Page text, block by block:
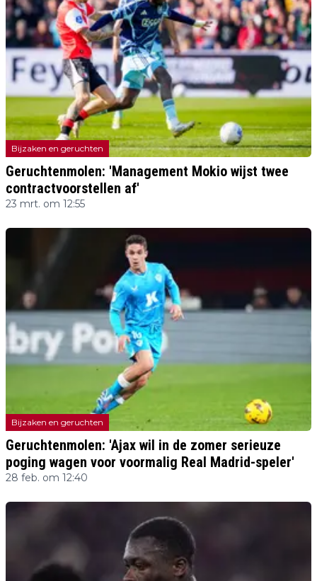
Bijzaken en geruchten
Geruchtenmolen: 'Management Mokio wijst twee
contractvoorstellen af'
23 mrt. om 12:55
Bijzaken en geruchten
Geruchtenmolen: 'Ajax wil in de zomer serieuze
poging wagen voor voormalig Real Madrid-speler'
28 feb. om 12:40